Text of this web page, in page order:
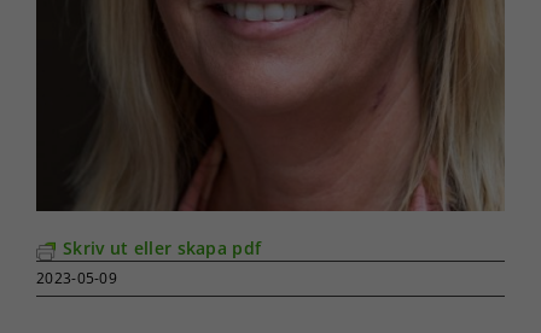
Skriv ut eller skapa pdf
2023-05-09